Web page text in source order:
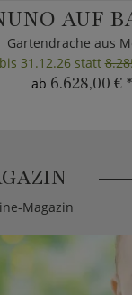
AUF
Gartendrache aus
bis 31.12.26 statt
ab 6.628,00 € *
Magazin